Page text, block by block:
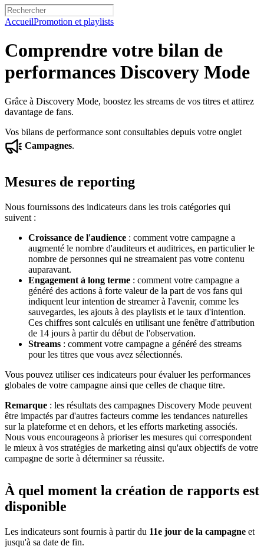
AccueilPromotion et playlists
Comprendre votre bilan de
performances Discovery Mode
Grâce à Discovery Mode, boostez les streams de vos titres et attirez
davantage de fans.
Vos bilans de performance sont consultables depuis votre onglet
Campagnes.
Mesures de reporting
Nous fournissons des indicateurs dans les trois catégories qui
suivent :
Croissance de l'audience : comment votre campagne a
augmenté le nombre d'auditeurs et auditrices, en particulier le
nombre de personnes qui ne streamaient pas votre contenu
auparavant.
Engagement à long terme : comment votre campagne a
généré des actions à forte valeur de la part de vos fans qui
indiquent leur intention de streamer à l'avenir, comme les
sauvegardes, les ajouts à des playlists et le taux d'intention.
Ces chiffres sont calculés en utilisant une fenêtre d'attribution
de 14 jours à partir du début de l'observation.
Streams : comment votre campagne a généré des streams
pour les titres que vous avez sélectionnés.
Vous pouvez utiliser ces indicateurs pour évaluer les performances
globales de votre campagne ainsi que celles de chaque titre.
Remarque : les résultats des campagnes Discovery Mode peuvent
être impactés par d'autres facteurs comme les tendances naturelles
sur la plateforme et en dehors, et les efforts marketing associés.
Nous vous encourageons à prioriser les mesures qui correspondent
le mieux à vos stratégies de marketing ainsi qu'aux objectifs de votre
campagne de sorte à déterminer sa réussite.
À quel moment la création de rapports est
disponible
Les indicateurs sont fournis à partir du 11e jour de la campagne et
jusqu'à sa date de fin.